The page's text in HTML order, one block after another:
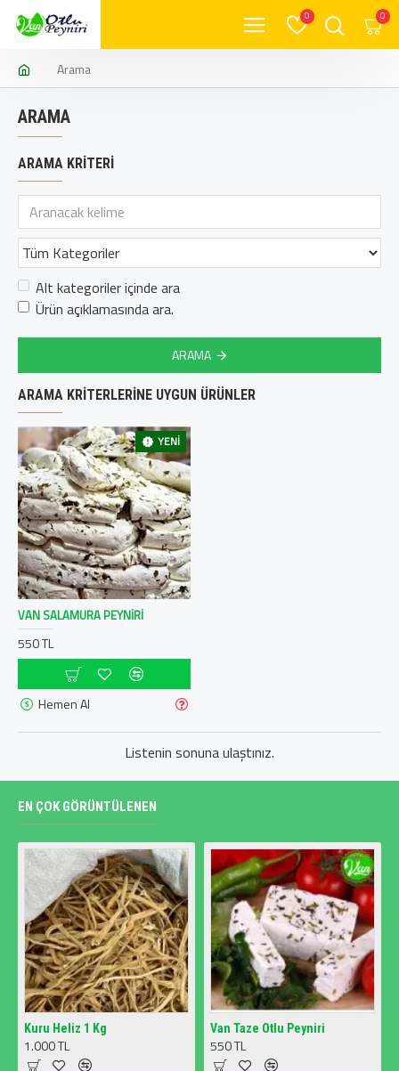
0 0
Arama
ARAMA
ARAMA KRITERI
Alt kategoriler içinde ara
Ürün açıklamasında ara.
ARAMA
ARAMA KRITERLERINE UYGUN ÜRÜNLER
YENI
VAN SALAMURA PEYNIRI
550 TL
Hemen Al
Listenin sonuna ulaştınız.
EN ÇOK GÖRÜNTÜLENEN
Kuru Heliz 1 Kg
1.000 TL
Van Taze Otlu Peyniri
550 TL